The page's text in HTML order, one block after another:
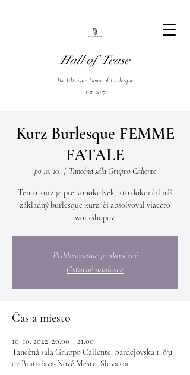
Hall of Tease
The Ultimate House of Burlesque
Est. 2017
Kurz Burlesque FEMME
FATALE
po 10. 10.
  |
Tanečná sála Gruppo Caliente
Tento kurz je pre kohokoľvek, kto dokončil náš
základný burlesque kurz, či absolvoval viacero
workshopov.
Prihlasovanie je ukončené
Ostatné udalosti:
Čas a miesto
10. 10. 2022, 20:00 – 21:00
Tanečná sála Gruppo Caliente, Bardejovská 1, 831
02 Bratislava-Nové Mesto, Slovakia